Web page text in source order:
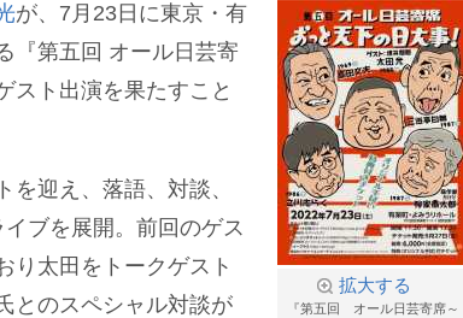
拡大する
『第五回 オール日芸寄席～
が、7月23日に東京・有
『第五回 オール日芸寄
スト出演を果たすこと
を迎え、落語、対談、
ブを展開。前回のゲス
り太田をトークゲスト
とのスペシャル対談が